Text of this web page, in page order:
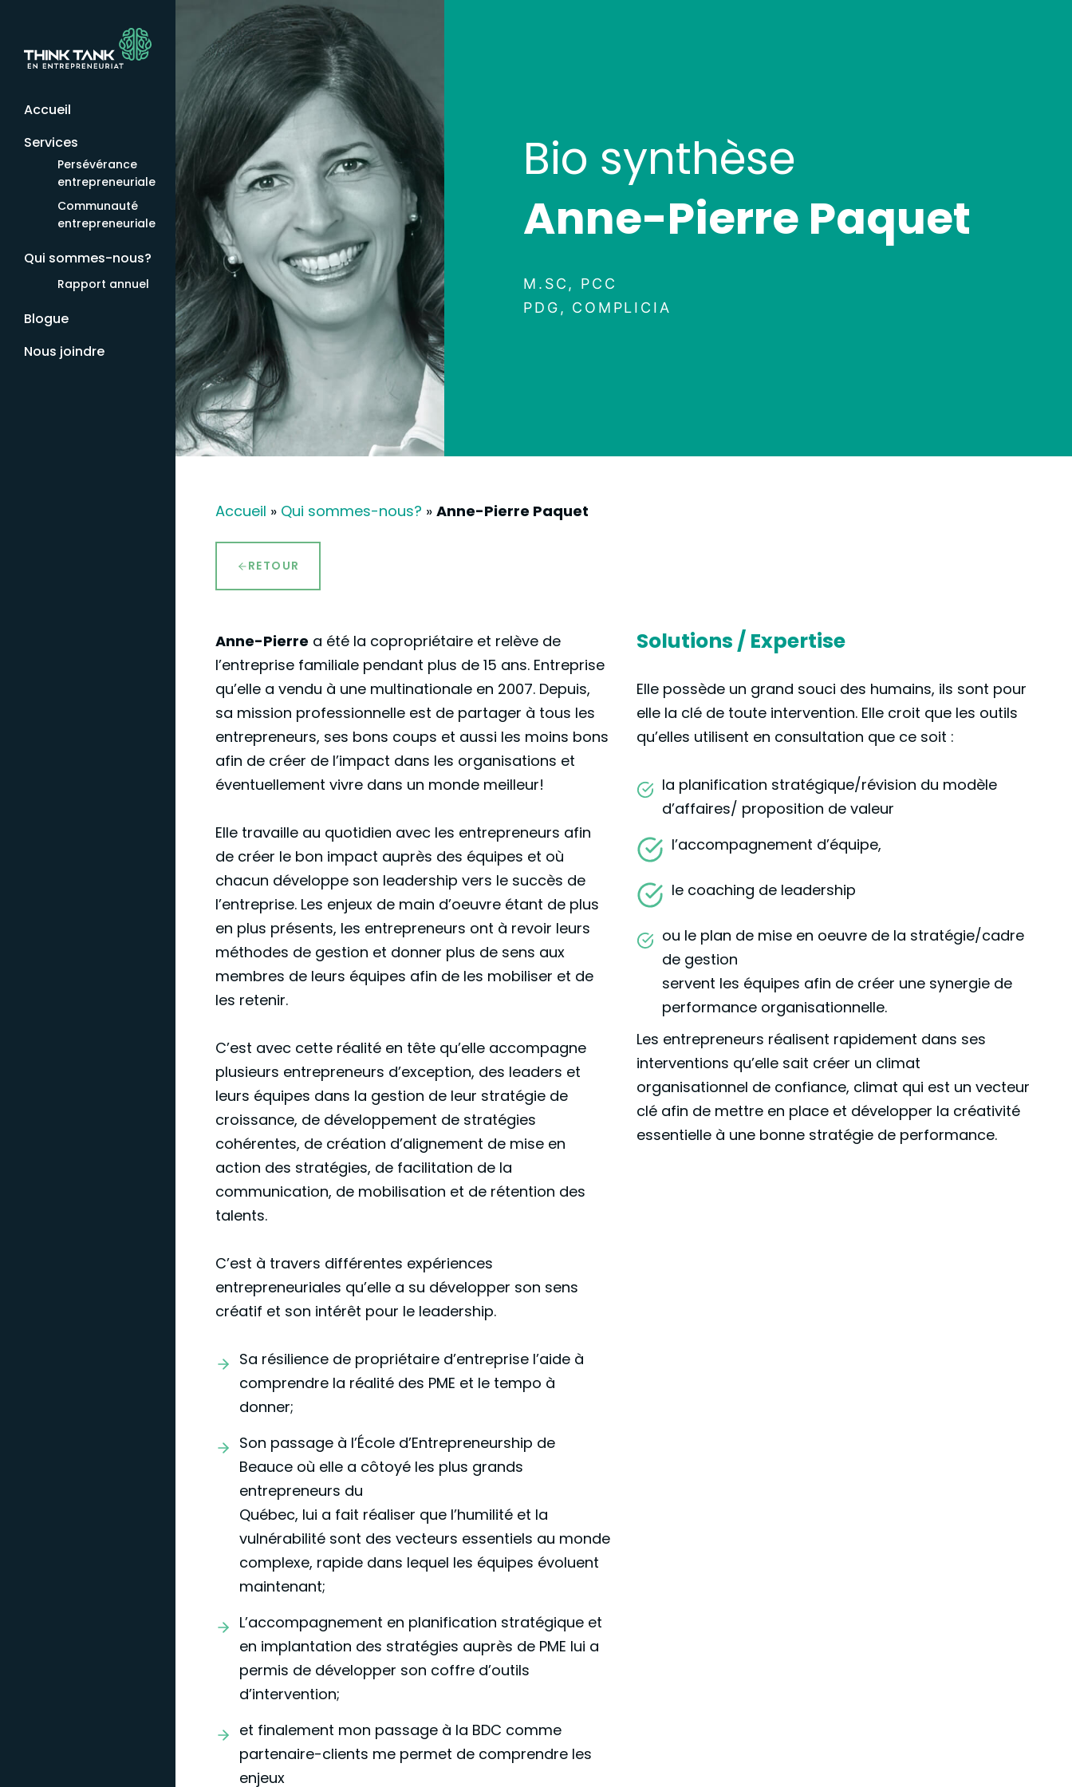
Accueil
Services
Persévérance
entrepreneuriale
Communauté
entrepreneuriale
Qui sommes-nous?
Rapport annuel
Blogue
Nous joindre
Bio synthèse
Anne-Pierre Paquet
M.SC, PCC
PDG, COMPLICIA
Accueil » Qui sommes-nous? » Anne-Pierre Paquet
RETOUR
Anne-Pierre a été la copropriétaire et relève de
l’entreprise familiale pendant plus de 15 ans. Entreprise
qu’elle a vendu à une multinationale en 2007. Depuis,
sa mission professionnelle est de partager à tous les
entrepreneurs, ses bons coups et aussi les moins bons
afin de créer de l’impact dans les organisations et
éventuellement vivre dans un monde meilleur!
Elle travaille au quotidien avec les entrepreneurs afin
de créer le bon impact auprès des équipes et où
chacun développe son leadership vers le succès de
l’entreprise. Les enjeux de main d’oeuvre étant de plus
en plus présents, les entrepreneurs ont à revoir leurs
méthodes de gestion et donner plus de sens aux
membres de leurs équipes afin de les mobiliser et de
les retenir.
C’est avec cette réalité en tête qu’elle accompagne
plusieurs entrepreneurs d’exception, des leaders et
leurs équipes dans la gestion de leur stratégie de
croissance, de développement de stratégies
cohérentes, de création d’alignement de mise en
action des stratégies, de facilitation de la
communication, de mobilisation et de rétention des
talents.
C’est à travers différentes expériences
entrepreneuriales qu’elle a su développer son sens
créatif et son intérêt pour le leadership.
Sa résilience de propriétaire d’entreprise l’aide à
comprendre la réalité des PME et le tempo à
donner;
Son passage à l’École d’Entrepreneurship de
Beauce où elle a côtoyé les plus grands
entrepreneurs du
Québec, lui a fait réaliser que l’humilité et la
vulnérabilité sont des vecteurs essentiels au monde
complexe, rapide dans lequel les équipes évoluent
maintenant;
L’accompagnement en planification stratégique et
en implantation des stratégies auprès de PME lui a
permis de développer son coffre d’outils
d’intervention;
et finalement mon passage à la BDC comme
partenaire-clients me permet de comprendre les
enjeux
Solutions / Expertise
Elle possède un grand souci des humains, ils sont pour
elle la clé de toute intervention. Elle croit que les outils
qu’elles utilisent en consultation que ce soit :
la planification stratégique/révision du modèle
d’affaires/ proposition de valeur
l’accompagnement d’équipe,
le coaching de leadership
ou le plan de mise en oeuvre de la stratégie/cadre
de gestion
servent les équipes afin de créer une synergie de
performance organisationnelle.
Les entrepreneurs réalisent rapidement dans ses
interventions qu’elle sait créer un climat
organisationnel de confiance, climat qui est un vecteur
clé afin de mettre en place et développer la créativité
essentielle à une bonne stratégie de performance.